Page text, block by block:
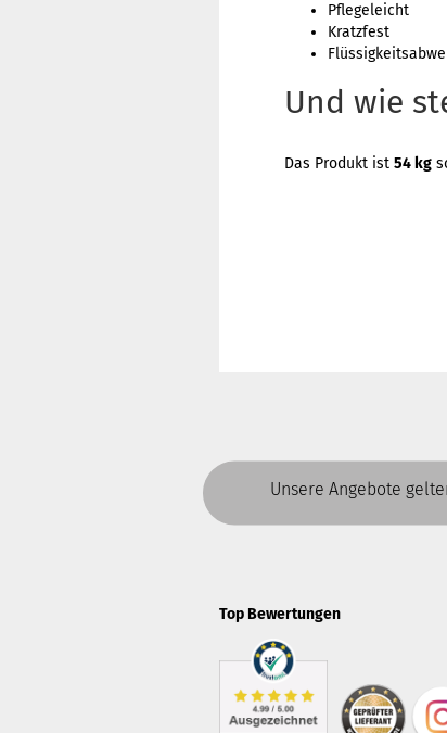
Pflegeleicht
Kratzfest
Und wie
Das Produkt ist 54 kg
Unsere Angebote
Top Bewertungen